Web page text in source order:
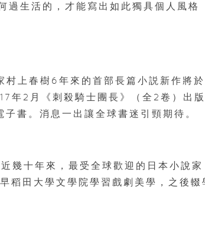
過生活的，才能寫出如此獨具個人風格
村上春樹6年來的首部長篇小説新作將
年2月《刺殺騎士團長》（全2卷）出版
書。消息一出讓全球書迷引頸期待。
十年來，最受全球歡迎的日本小說家
稻田大學文學院學習戲劇美學，之後輟